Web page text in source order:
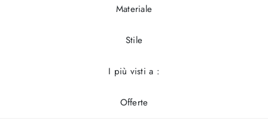
Materiale
Stile
I più visti a :
Offerte